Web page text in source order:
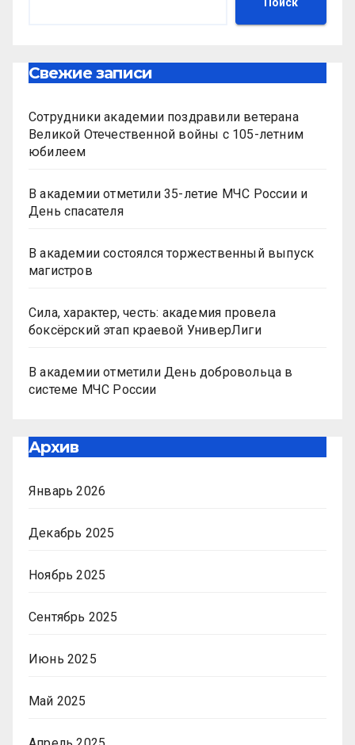
Свежие записи
Сотрудники академии поздравили ветерана
Великой Отечественной войны с 105-летним
юбилеем
В академии отметили 35-летие МЧС России и
День спасателя
В академии состоялся торжественный выпуск
магистров
Сила, характер, честь: академия провела
боксёрский этап краевой УниверЛиги
В академии отметили День добровольца в
системе МЧС России
Архив
Январь 2026
Декабрь 2025
Ноябрь 2025
Сентябрь 2025
Июнь 2025
Май 2025